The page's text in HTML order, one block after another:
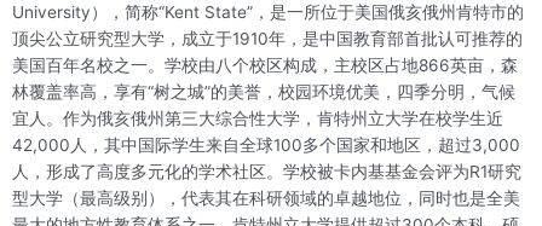
University），简称“Kent State”，是一所位于美国俄亥俄州肯特市的
顶尖公立研究型大学，成立于1910年，是中国教育部首批认可推荐的
美国百年名校之一。学校由八个校区构成，主校区占地866英亩，森
林覆盖率高，享有“树之城”的美誉，校园环境优美，四季分明，气候
宜人。作为俄亥俄州第三大综合性大学，肯特州立大学在校学生近
42,000人，其中国际学生来自全球100多个国家和地区，超过3,000
人，形成了高度多元化的学术社区。学校被卡内基基金会评为R1研究
型大学（最高级别），代表其在科研领域的卓越地位，同时也是全美